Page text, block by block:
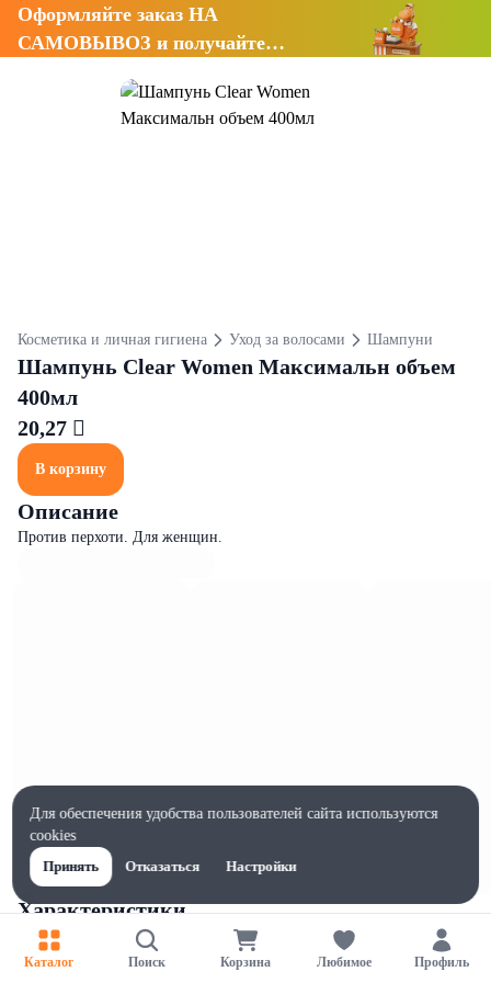
Оформляйте заказ НА
САМОВЫВОЗ и получайте
Косметика и личная гигиена Уход за волосами Шампуни
Шампунь Clear Women Максимальн объем
400мл
20,27 
В корзину
Описание
Против перхоти. Для женщин.
Характеристики
Ширина, мм
70
Каталог Поиск Корзина Любимое Профиль
Для обеспечения удобства пользователей сайта используются
cookies
Принять
Отказаться Настройки